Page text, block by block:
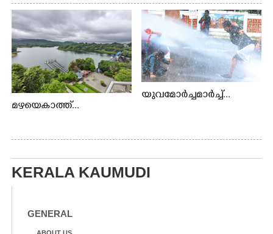
മഴയെകാത്ത്...
യുവമോർച്ചമാർച്ച്...
KERALA KAUMUDI
GENERAL